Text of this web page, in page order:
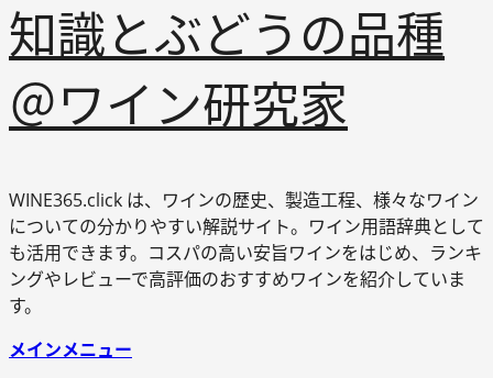
知識とぶどうの品種
＠ワイン研究家
WINE365.click は、ワインの歴史、製造工程、様々なワイン
についての分かりやすい解説サイト。ワイン用語辞典として
も活用できます。コスパの高い安旨ワインをはじめ、ランキ
ングやレビューで高評価のおすすめワインを紹介していま
す。
メインメニュー